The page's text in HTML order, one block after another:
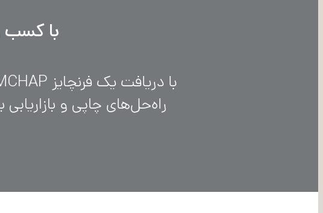
با کسب
راه‌حل‌های چاپی و